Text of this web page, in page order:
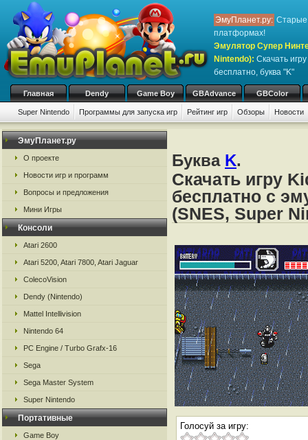
ЭмуПланет.ру: Старые
платформах!
Эмулятор Супер
Nintendo): Скачать игру
бесплатно, буква "K"
Главная Dendy Game Boy GBAdvance GBColor
Super Nintendo Программы для запуска игр Рейтинг игр Обзоры Новости
Игры: # A B C D E F G H I
ЭмуПланет.ру
О проекте
Новости игр и программ
Вопросы и предложения
Мини Игры
Консоли
Atari 2600
Atari 5200, Atari 7800, Atari Jaguar
ColecoVision
Dendy (Nintendo)
Mattel Intellivision
Nintendo 64
PC Engine / Turbo Grafx-16
Sega
Sega Master System
Super Nintendo
Портативные
Game Boy
Буква K.
Скачать игру
бесплатно с
(SNES, Super
Голосуй за игру: